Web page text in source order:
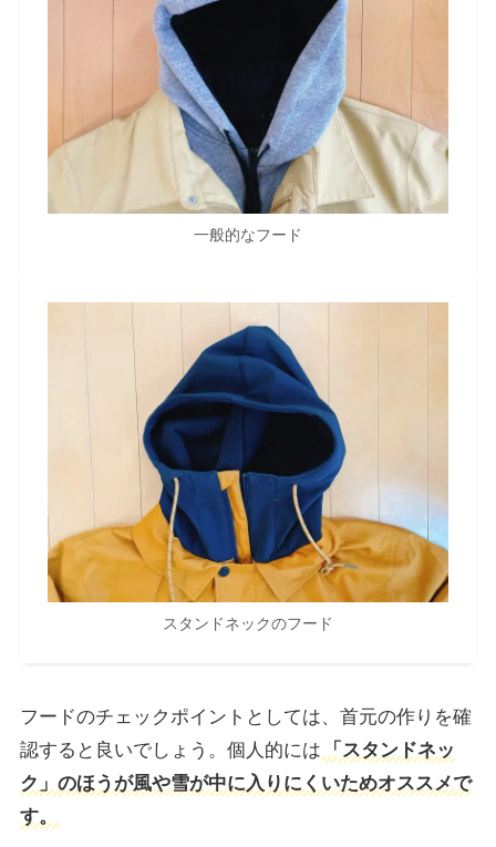
一般的なフード
スタンドネックのフード
フードのチェックポイントとしては、首元の作りを確
認すると良いでしょう。個人的には
「スタンドネッ
ク」のほうが風や雪が中に入りにくいためオススメで
す。